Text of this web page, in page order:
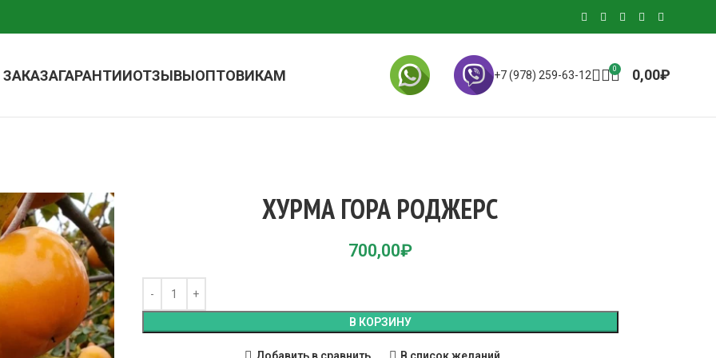
ГАРАНТИИОТЗЫВЫОПТОВИКАМ +7 (978) 259-63-12 0 0,00₽
ХУРМА ГОРА РОДЖЕРС
700,00₽
В КОРЗИНУ
Добавить в сравнить В список желаний